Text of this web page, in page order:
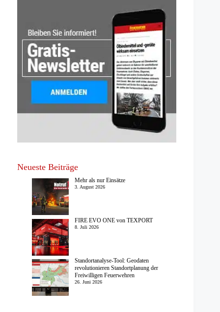
Neueste Beiträge
Mehr als nur Einsätze
3. August 2026
FIRE EVO ONE von TEXPORT
8. Juli 2026
Standortanalyse-Tool: Geodaten
revolutionieren Standortplanung der
Freiwilligen Feuerwehren
26. Juni 2026